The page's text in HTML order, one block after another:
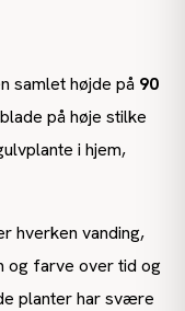
samlet højde på 90
på høje stilke
i hjem,
hverken vanding,
og farve over tid og
planter har svære